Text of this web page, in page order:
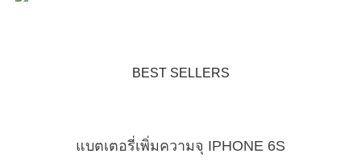
BEST SELLERS
แบตเตอรี่เพิ่มความจุ IPHONE 6S